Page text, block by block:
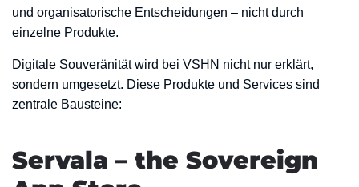
und organisatorische Entscheidungen – nicht durch
einzelne Produkte.
Digitale Souveränität wird bei VSHN nicht nur erklärt,
sondern umgesetzt. Diese Produkte und Services sind
zentrale Bausteine:
Servala – the Sovereign